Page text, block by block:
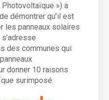
») a
démontrer qu’il est
les panneaux solaires
des communes qui
donner 10 raisons
surimposé.